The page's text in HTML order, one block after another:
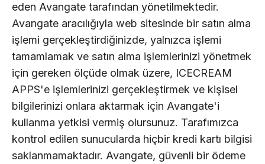
eden Avangate tarafından yönetilmektedir.
Avangate aracılığıyla web sitesinde bir satın alma
işlemi gerçekleştirdiğinizde, yalnızca işlemi
tamamlamak ve satın alma işlemlerinizi yönetmek
için gereken ölçüde olmak üzere, ICECREAM
APPS'e işlemlerinizi gerçekleştirmek ve kişisel
bilgilerinizi onlara aktarmak için Avangate'i
kullanma yetkisi vermiş olursunuz. Tarafımızca
kontrol edilen sunucularda hiçbir kredi kartı bilgisi
saklanmamaktadır. Avangate, güvenli bir ödeme